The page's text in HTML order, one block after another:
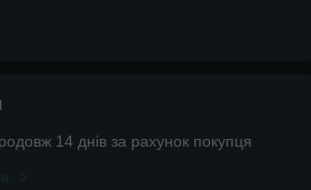
14 днів за рахунок покупця